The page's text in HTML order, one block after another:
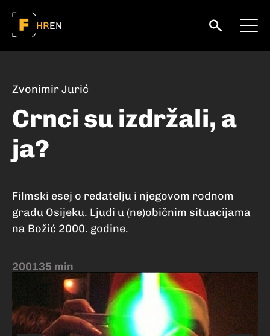
HREN
Zvonimir Jurić
Crnci su izdržali, a
ja?
Filmski esej o redatelju i njegovom rodnom
gradu Osijeku. Ljudi u (ne)običnim situacijama
na Božić 2000. godine.
200135 min